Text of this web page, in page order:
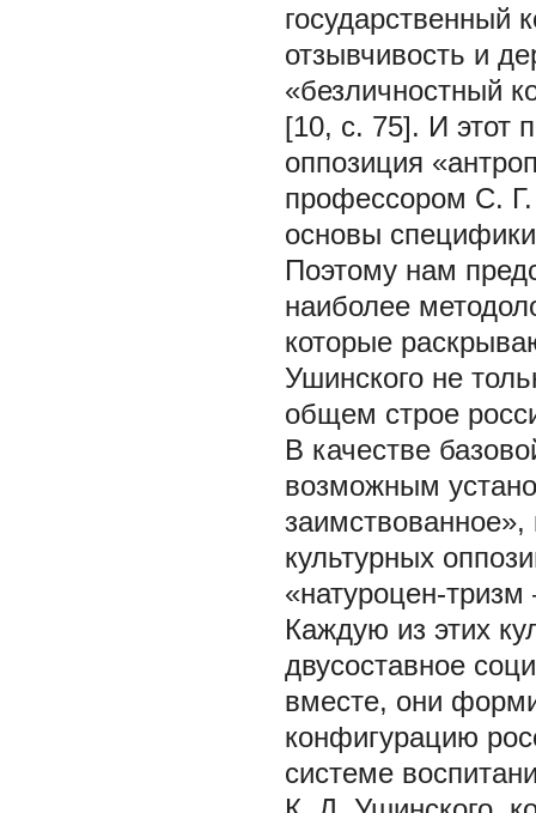
государственный
отзывчивость и
«безличностный
[10, с. 75]. И этот
оппозиция
профессором С.
основы
Поэтому нам
наиболее
которые
Ушинского не
общем строе
В качестве
возможным
культурных
«натуроцен-
Каждую из этих
двусоставное
вместе, они
конфигурацию
системе